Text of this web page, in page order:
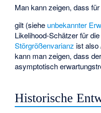
Man kann zeigen, dass
gilt (siehe unbekannter
Likelihood-Schätzerfür die
Störgrößenvarianz ist also
kann man zeigen, dass
asymptotisch
Historische